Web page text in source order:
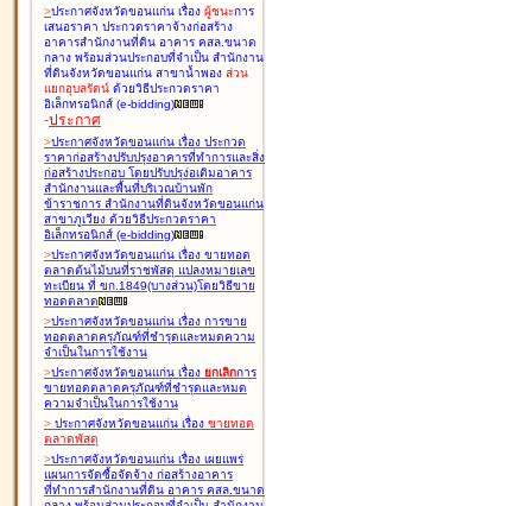
>ประกาศจังหวัดขอนแก่น เรื่อง ผู้ชนะการ
เสนอราคา ประกวดราคาจ้างก่อสร้าง
อาคารสำนักงานที่ดิน อาคาร คสล.ขนาด
กลาง พร้อมส่วนประกอบที่จำเป็น สำนักงาน
ที่ดินจังหวัดขอนแก่น สาขาน้ำพอง ส่วน
แยกอุบลรัตน์ ด้วยวิธีประกวดราคา
อิเล็กทรอนิกส์ (e-bidding)
-ประกาศ
>ประกาศจังหวัดขอนแก่น เรื่อง ประกวด
ราคาก่อสร้างปรับปรุงอาคารที่ทำการและสิ่ง
ก่อสร้างประกอบ โดยปรับปรุง่อเติมอาคาร
สำนักงานและพื้นที่บริเวณบ้านพัก
ข้าราชการ สำนักงานที่ดินจังหวัดขอนแก่น
สาขาภูเวียง ด้วยวิธีประกวดราคา
อิเล็กทรอนิกส์ (e-bidding)
>ประกาศจังหวัดขอนแก่น เรื่อง ขายทอด
ตลาดต้นไม้บนที่ราชพัสดุ แปลงหมายเลข
ทะเบียน ที่ ขก.1849(บางส่วน)โดยวิธีขาย
ทอดตลาด
>ประกาศจังหวัดขอนแก่น เรื่อง การขาย
ทอดตลาดครุภัณฑ์ที่ชำรุดและหมดความ
จำเป็นในการใช้งาน
>ประกาศจังหวัดขอนแก่น เรื่อง ยกเลิกการ
ขายทอดตลาดครุภัณฑ์ที่ชำรุดและหมด
ความจำเป็นในการใช้งาน
> ประกาศจังหวัดขอนแก่น เรื่อง ขายทอด
ตลาดพัสดุ
>ประกาศจังหวัดขอนแก่น เรื่อง เผยแพร่
แผนการจัดซื้อจัดจ้าง ก่อสร้างอาคาร
ที่ทำการสำนักงานที่ดิน อาคาร คสล.ขนาด